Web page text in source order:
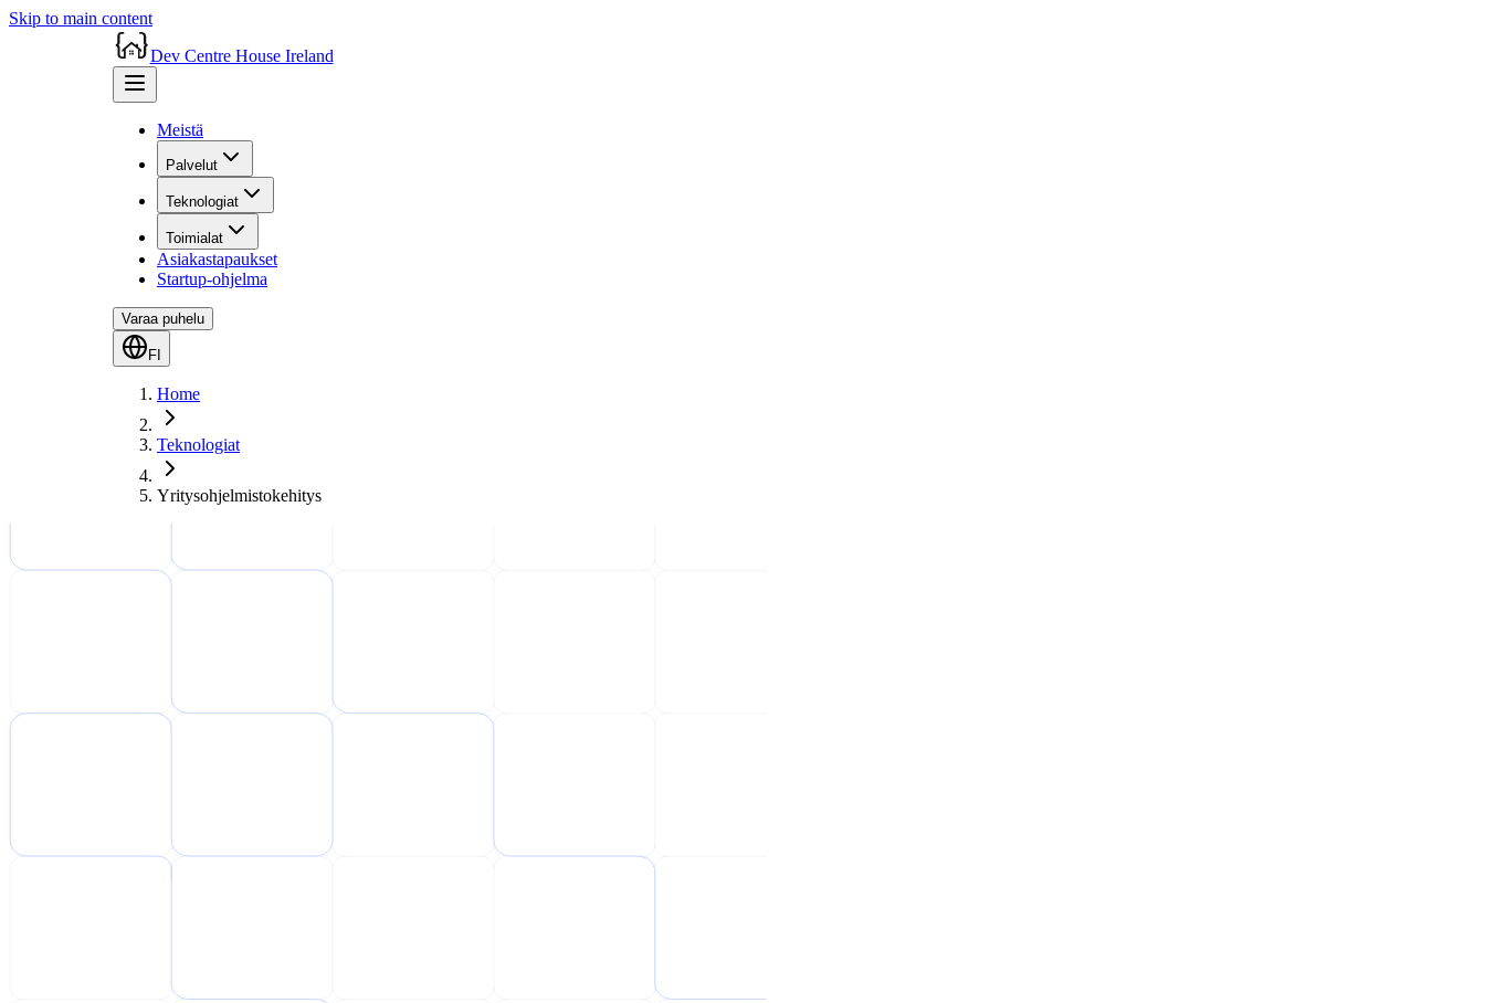
Skip to main content
Dev Centre House Ireland
Meistä
Palvelut
Teknologiat
Toimialat
Asiakastapaukset
Startup-ohjelma
Varaa puhelu
FI
Home
Teknologiat
Yritysohjelmistokehitys